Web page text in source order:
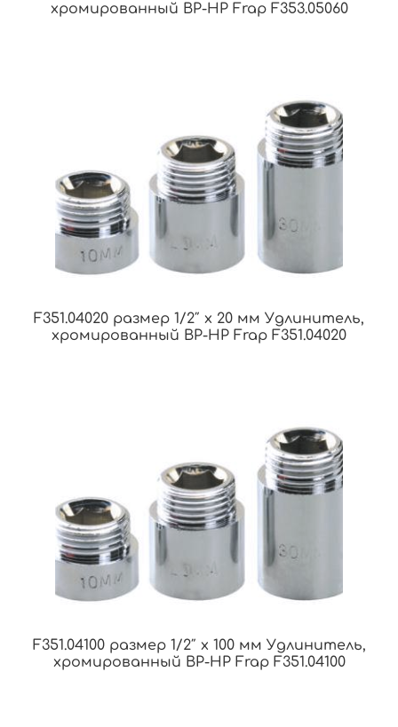
хромированный ВР-НР Frap F353.05060
F351.04020 размер 1/2″ x 20 мм Удлинитель,
хромированный ВР-НР Frap F351.04020
F351.04100 размер 1/2″ x 100 мм Удлинитель,
хромированный ВР-НР Frap F351.04100